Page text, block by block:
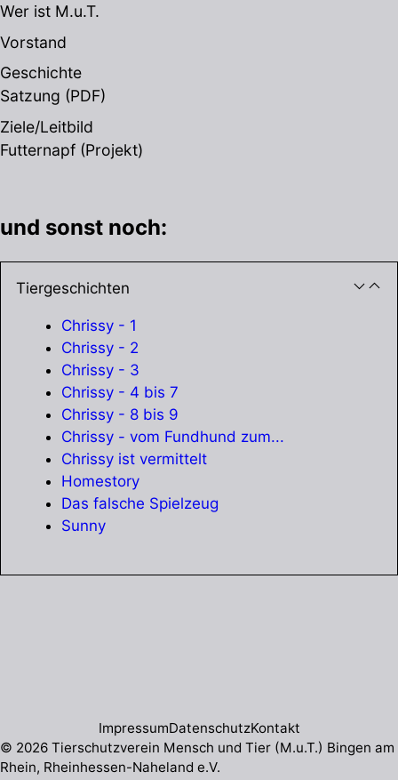
Wer ist M.u.T.
Vorstand
Geschichte
Satzung (PDF)
Ziele/Leitbild
Futternapf (Projekt)
und sonst noch:
Tiergeschichten
Chrissy - 1
Chrissy - 2
Chrissy - 3
Chrissy - 4 bis 7
Chrissy - 8 bis 9
Chrissy - vom Fundhund zum...
Chrissy ist vermittelt
Homestory
Das falsche Spielzeug
Sunny
© 2026 Tierschutzverein Mensch und Tier (M.u.T.) Bingen am
Rhein, Rheinhessen-Naheland e.V.
ImpressumDatenschutzKontakt